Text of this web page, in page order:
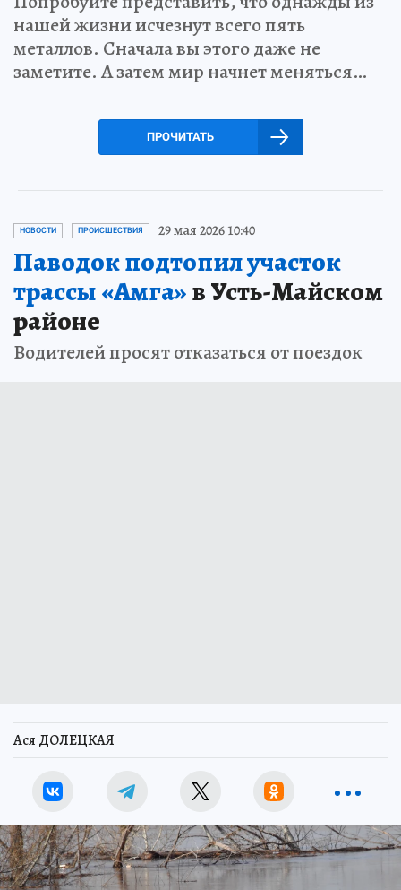
нашей жизни исчезнут всего пять
металлов. Сначала вы этого даже не
заметите. А затем мир начнет меняться…
ПРОЧИТАТЬ
НОВОСТИ ПРОИСШЕСТВИЯ 29 мая 2026 10:40
Паводок подтопил участок
трассы «Амга»в Усть-Майском
районе
Водителей просят отказаться от поездок
Ася ДОЛЕЦКАЯ